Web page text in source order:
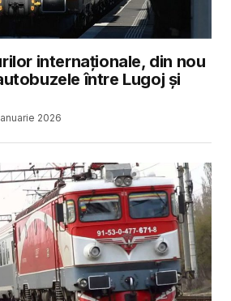
internaționale, din nou
între Lugoj și
2026